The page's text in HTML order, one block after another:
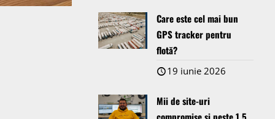
Care este cel mai bun
GPS tracker pentru
flotă?
19 iunie 2026
Mii de site-uri